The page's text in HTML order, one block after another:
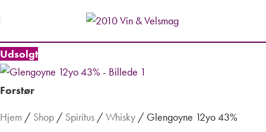
Udsolgt
Forstør
Hjem / Shop / Spiritus / Whisky / Glengoyne 12yo 43%